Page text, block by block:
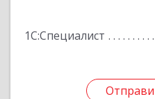
1С:Специалист